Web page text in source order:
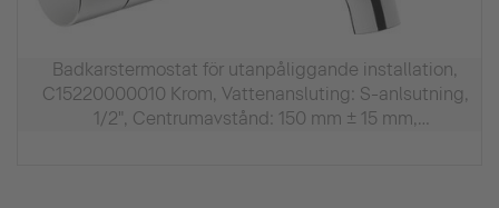
Badkarstermostat för utanpåliggande installation,
C15220000010 Krom, Vattenansluting: S-anlsutning,
1/2", Centrumavstånd: 150 mm ± 15 mm,